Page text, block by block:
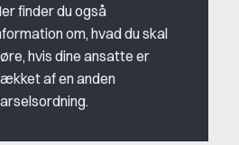
finder du også
om, hvad du skal
hvis dine ansatte er
af en anden